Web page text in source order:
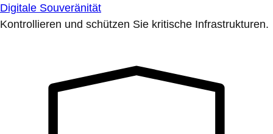
Digitale Souveränität
Kontrollieren und schützen Sie kritische Infrastrukturen.